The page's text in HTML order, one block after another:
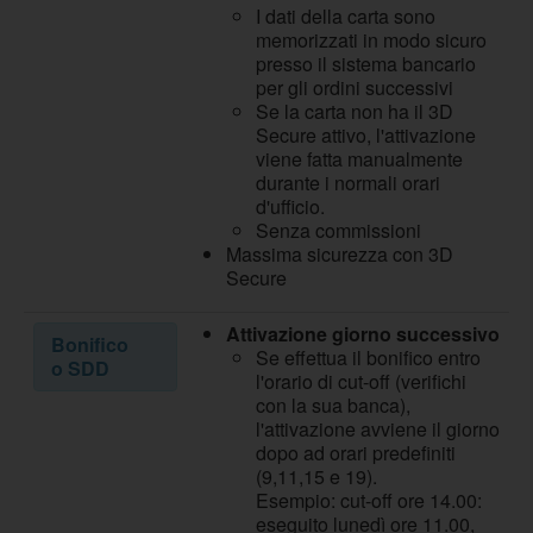
I dati della carta sono
memorizzati in modo sicuro
presso il sistema bancario
per gli ordini successivi
Se la carta non ha il 3D
Secure attivo, l'attivazione
viene fatta manualmente
durante i normali orari
d'ufficio.
Senza commissioni
Massima sicurezza con 3D
Secure
Bonifico
o SDD
Attivazione giorno successivo
Se effettua il bonifico entro
l'orario di cut-off (verifichi
con la sua banca),
l'attivazione avviene il giorno
dopo ad orari predefiniti
(9,11,15 e 19).
Esempio: cut-off ore 14.00:
eseguito lunedì ore 11.00,